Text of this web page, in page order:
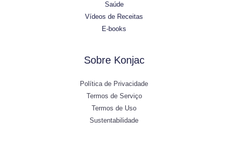
Saúde
Vídeos de Receitas
E-books
Sobre Konjac
Política de Privacidade
Termos de Serviço
Termos de Uso
Sustentabilidade